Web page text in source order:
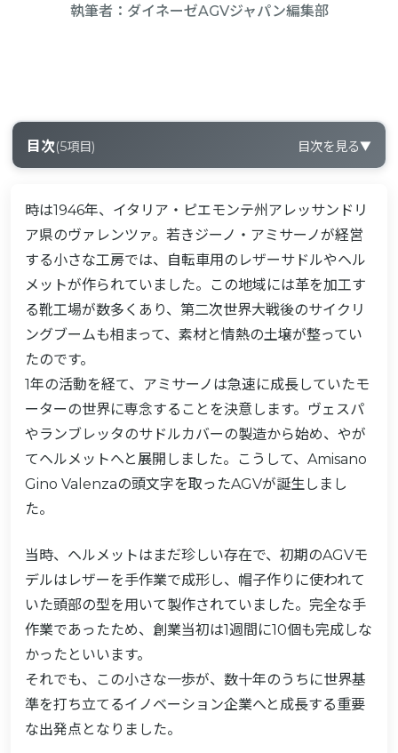
執筆者： ダイネーゼAGVジャパン編集部
目次(5項目) 目次を見る▼
0-2 現代のヘルメット
0-3 ヘルメットの黒い金
0-4 複合繊維
時は1946年、イタリア・ピエモンテ州アレッサンドリ
ア県のヴァレンツァ。若きジーノ・アミサーノが経営
する小さな工房では、自転車用のレザーサドルやヘル
メットが作られていました。この地域には革を加工す
る靴工場が数多くあり、第二次世界大戦後のサイクリ
ングブームも相まって、素材と情熱の土壌が整ってい
たのです。
1年の活動を経て、アミサーノは急速に成長していたモ
ーターの世界に専念することを決意します。ヴェスパ
やランブレッタのサドルカバーの製造から始め、やが
てヘルメットへと展開しました。こうして、Amisano
Gino Valenzaの頭文字を取ったAGVが誕生しまし
た。
当時、ヘルメットはまだ珍しい存在で、初期のAGVモ
デルはレザーを手作業で成形し、帽子作りに使われて
いた頭部の型を用いて製作されていました。完全な手
作業であったため、創業当初は1週間に10個も完成しな
かったといいます。
それでも、この小さな一歩が、数十年のうちに世界基
準を打ち立てるイノベーション企業へと成長する重要
な出発点となりました。